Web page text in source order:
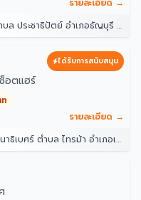
รายละเอียด →
ธิปัตย์ อำเภอธัญบุรี ปทุมธานี 12130
ได้รับการสนับสนุน
อตแฮร์
รายละเอียด →
ไทรม้า อำเภอเมืองนนทบุรี นนทบุรี 11000